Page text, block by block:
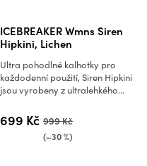
ICEBREAKER Wmns Siren
Hipkini, Lichen
699 Kč 999 Kč
(–30 %)
Ultra pohodlné kalhotky pro
každodenní použití, Siren Hipkini
jsou vyrobeny z ultralehkého...